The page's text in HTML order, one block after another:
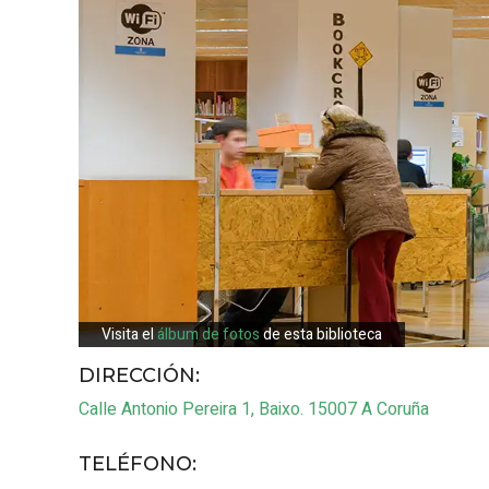
Visita elálbum de fotosde esta biblioteca
DIRECCIÓN:
Calle Antonio Pereira 1, Baixo. 15007A Coruña
TELÉFONO: